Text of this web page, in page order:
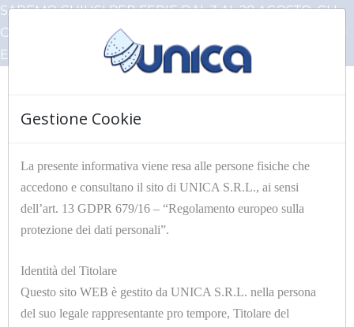
SAREMO CHIUSI PER FERIE DAL 3 AL 28 AGOSTO, GLI
ORDINI PERVENUTI IN QUESTO PERIODO VERRANNO
EVASI AL NOSTRO RIENTRO
☰
HOME Articoli Unica IMBOTTITURE A METRAGGIO
Filtri
Gestione Cookie
La presente informativa viene resa alle persone fisiche che
accedono e consultano il sito di UNICA S.R.L., ai sensi
dell’art. 13 GDPR 679/16 – “Regolamento europeo sulla
protezione dei dati personali”.
Identità del Titolare
Questo sito WEB è gestito da UNICA S.R.L. nella persona
del suo legale rappresentante pro tempore, Titolare del